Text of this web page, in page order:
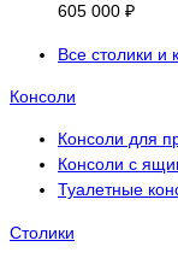
605 000 ₽
Все столики и
Консоли
Консоли для
Консоли с
Туалетные
Столики